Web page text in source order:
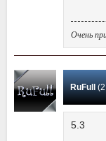
Очень
RuFull(2
5.3